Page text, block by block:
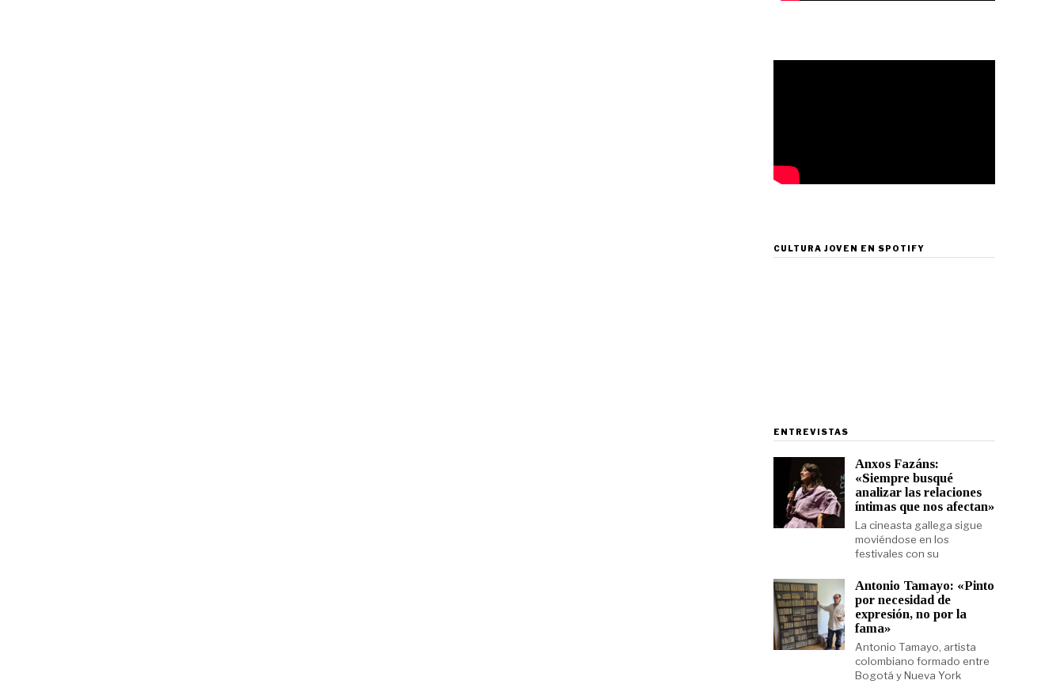
CULTURA JOVEN EN SPOTIFY
ENTREVISTAS
Anxos Fazáns:
«Siempre busqué
analizar las relaciones
íntimas que nos afectan»
La cineasta gallega sigue
moviéndose en los
festivales con su
Antonio Tamayo: «Pinto
por necesidad de
expresión, no por la
fama»
Antonio Tamayo, artista
colombiano formado entre
Bogotá y Nueva York